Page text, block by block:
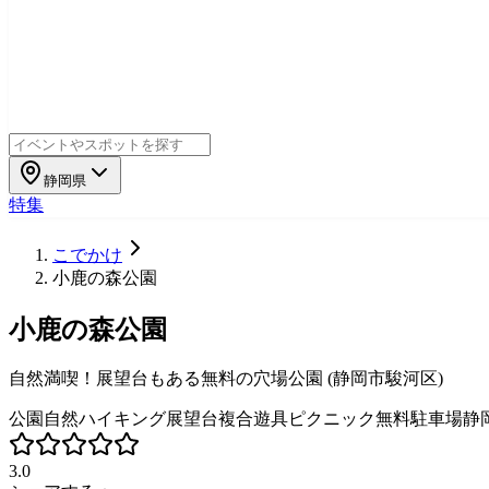
静岡県
特集
こでかけ
小鹿の森公園
小鹿の森公園
自然満喫！展望台もある無料の穴場公園 (静岡市駿河区)
公園 自然ハイキング展望台複合遊具ピクニック無料駐車場静
3.0